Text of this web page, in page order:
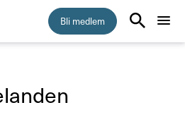
Bli medlem